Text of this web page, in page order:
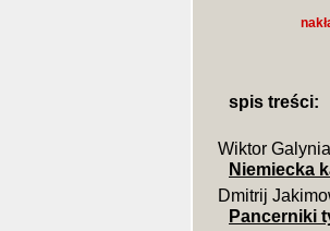
spis treści:
Wiktor Galynia
Niemiecka
Dmitrij
Pancerniki